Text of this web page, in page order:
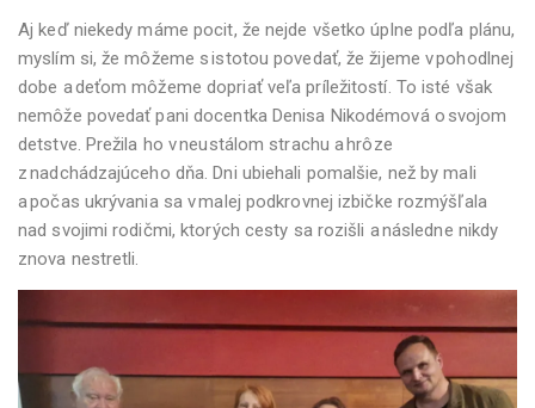
Aj keď niekedy máme pocit, že nejde všetko úplne podľa plánu,
myslím si, že môžeme s istotou povedať, že žijeme v pohodlnej
dobe a deťom môžeme dopriať veľa príležitostí. To isté však
nemôže povedať pani docentka Denisa Nikodémová o svojom
detstve. Prežila ho v neustálom strachu a hrôze
z nadchádzajúceho dňa. Dni ubiehali pomalšie, než by mali
a počas ukrývania sa v malej podkrovnej izbičke rozmýšľala
nad svojimi rodičmi, ktorých cesty sa rozišli a následne nikdy
znova nestretli.